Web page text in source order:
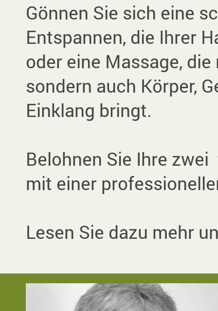
Gönnen Sie sich eine
Entspannen, die Ihrer
oder eine Massage,
sondern auch Körper,
Einklang bringt.
Belohnen Sie Ihre
mit einer
Lesen Sie dazu mehr